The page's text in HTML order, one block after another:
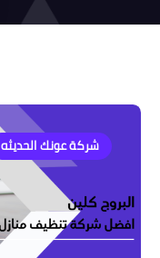
شركة عونك الحديثه